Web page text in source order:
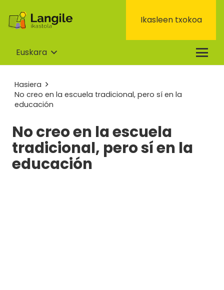
Ikasleen txokoa
Euskara
Hasiera
No creo en la escuela tradicional, pero sí en la
educación
No creo en la escuela
tradicional, pero sí en la
educación